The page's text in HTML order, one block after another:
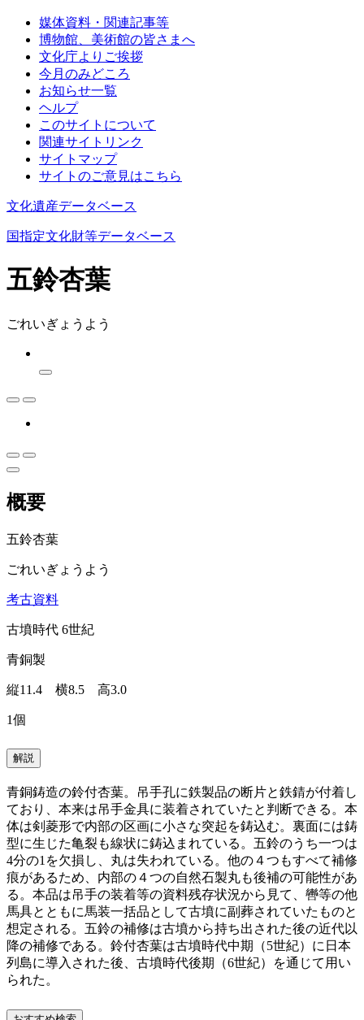
媒体資料・関連記事等
博物館、美術館の皆さまへ
文化庁よりご挨拶
今月のみどころ
お知らせ一覧
ヘルプ
このサイトについて
関連サイトリンク
サイトマップ
サイトのご意見はこちら
文化遺産データベース
国指定文化財等データベース
五鈴杏葉
ごれいぎょうよう
概要
五鈴杏葉
ごれいぎょうよう
考古資料
古墳時代 6世紀
青銅製
縦11.4 横8.5 高3.0
1個
解説
青銅鋳造の鈴付杏葉。吊手孔に鉄製品の断片と鉄錆が付着し
ており、本来は吊手金具に装着されていたと判断できる。本
体は剣菱形で内部の区画に小さな突起を鋳込む。裏面には鋳
型に生じた亀裂も線状に鋳込まれている。五鈴のうち一つは
4分の1を欠損し、丸は失われている。他の４つもすべて補修
痕があるため、内部の４つの自然石製丸も後補の可能性があ
る。本品は吊手の装着等の資料残存状況から見て、轡等の他
馬具とともに馬装一括品として古墳に副葬されていたものと
想定される。五鈴の補修は古墳から持ち出された後の近代以
降の補修である。鈴付杏葉は古墳時代中期（5世紀）に日本
列島に導入された後、古墳時代後期（6世紀）を通じて用い
られた。